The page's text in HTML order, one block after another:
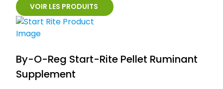
VOIR LES PRODUITS
By-O-Reg Start-Rite Pellet Ruminant
Supplement